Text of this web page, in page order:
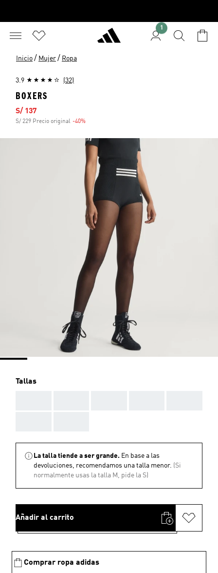
1
Inicio / Mujer / Ropa
3.9 (32)
BOXERS
Precio de venta
S/ 137
S/ 229 Precio original -40%
Tallas
La talla tiende a ser grande. En base a las
devoluciones, recomendamos una talla menor. (Si
normalmente usas la talla M, pide la S)
Añadir al carrito
Comprar ropa adidas